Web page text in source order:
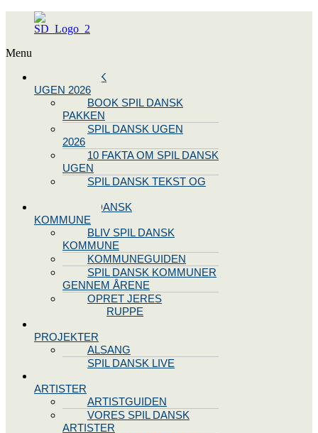
Menu
SPIL DANSK
UGEN 2026
BOOK SPIL DANSK
PAKKEN
SPIL DANSK UGEN
2026
10 FAKTA OM SPIL DANSK
UGEN
SPIL DANSK TEKST OG
BLIV SPIL DANSK
KOMMUNE
BLIV SPIL DANSK
KOMMUNE
KOMMUNEGUIDEN
SPIL DANSK KOMMUNER
GENNEM ÅRENE
OPRET JERES
STYREGRUPPE
PROJEKTER
ALSANG
SPIL DANSK LIVE
ARTISTER
ARTISTGUIDEN
VORES SPIL DANSK
ARTISTER